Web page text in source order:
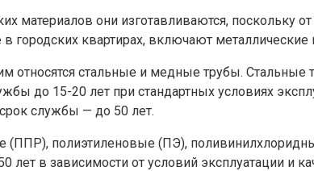
они изготавливаются, поскольку от
квартирах, включают металлические
стальные и медные трубы. Стальные
до 15-20 лет при стандартных условиях
службы — до 50 лет.
полиэтиленовые (ПЭ),
в зависимости от условий эксплуатации и